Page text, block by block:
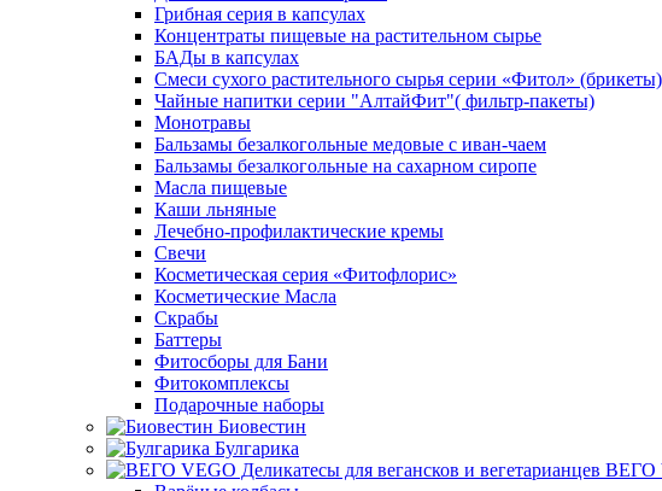
Грибная серия в капсулах
Концентраты пищевые на растительном сырье
БАДы в капсулах
Смеси сухого растительного сырья серии «Фитол» (брикеты)
Чайные напитки серии "АлтайФит"( фильтр-пакеты)
Монотравы
Бальзамы безалкогольные медовые с иван-чаем
Бальзамы безалкогольные на сахарном сиропе
Масла пищевые
Каши льняные
Лечебно-профилактические кремы
Свечи
Косметическая серия «Фитофлорис»
Косметические Масла
Скрабы
Баттеры
Фитосборы для Бани
Фитокомплексы
Подарочные наборы
Биовестин
Булгарика
ВЕГО